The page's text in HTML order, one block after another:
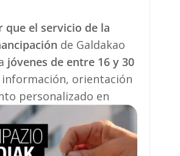
que el servicio de la
de Galdakao
jóvenes de entre 16 y 30
orientación
personalizado en